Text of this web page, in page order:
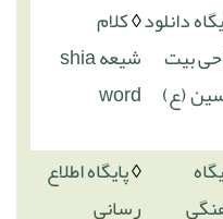
دانلود
بیت
(ع)
◊کلام
شیعه shia
word
◊پایگاه اطلاع
رسانی